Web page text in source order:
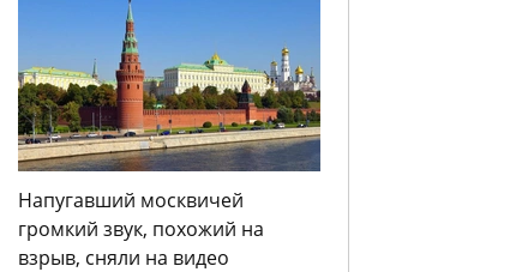
Напугавший москвичей
громкий звук, похожий на
взрыв, сняли на видео